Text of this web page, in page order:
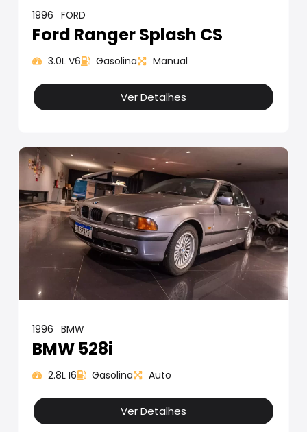
1996 FORD
Ford Ranger Splash CS
3.0L V6 Gasolina Manual
Ver Detalhes
1996 BMW
BMW 528i
2.8L I6 Gasolina Auto
Ver Detalhes